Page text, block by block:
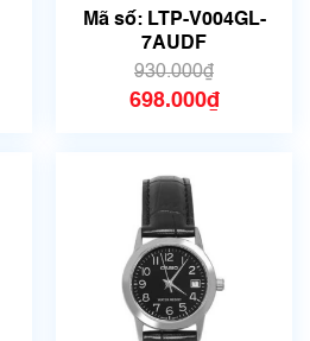
Mã số: LTP-V004GL-
7AUDF
930.000₫
698.000₫